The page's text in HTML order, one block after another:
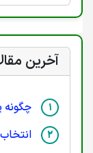
آخرین
چگونه